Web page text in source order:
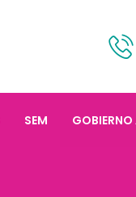
SEM GOBIERNO